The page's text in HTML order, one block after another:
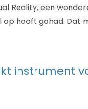
Reality, een
op heeft gehad. Dat
instrument